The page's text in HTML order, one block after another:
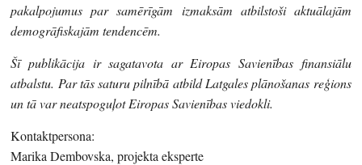
pakalpojumus par samērīgām izmaksām atbilstoši aktuālajām
demogrāfiskajām tendencēm.
Šī publikācija ir sagatavota ar Eiropas Savienības finansiālu
atbalstu. Par tās saturu pilnībā atbild Latgales plānošanas reģions
un tā var neatspoguļot Eiropas Savienības viedokli.
Kontaktpersona:
Marika Dembovska, projekta eksperte